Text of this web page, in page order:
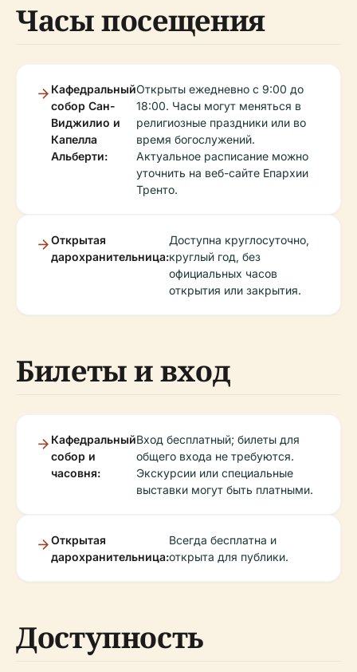
Часы посещения
Кафедральный
собор Сан-
Виджилио и
Капелла
Альберти:
Открыты ежедневно с 9:00 до
18:00. Часы могут меняться в
религиозные праздники или во
время богослужений.
Актуальное расписание можно
уточнить на веб-сайте Епархии
Тренто.
Открытая
дарохранительница:
Доступна круглосуточно,
круглый год, без
официальных часов
открытия или закрытия.
Билеты и вход
Кафедральный
собор и
часовня:
Вход бесплатный; билеты для
общего входа не требуются.
Экскурсии или специальные
выставки могут быть платными.
Открытая
дарохранительница:
Всегда бесплатна и
открыта для публики.
Доступность